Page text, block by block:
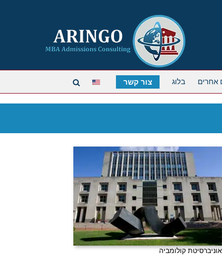
אחרים בלוג צור קשר
אוניברסיטת קולומביה